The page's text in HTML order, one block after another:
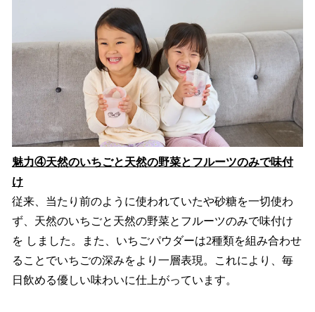
魅力④天然のいちごと天然の野菜とフルーツのみで味付
け
従来、当たり前のように使われていたや砂糖を一切使わ
ず、天然のいちごと天然の野菜とフルーツのみで味付け
を しました。また、いちごパウダーは2種類を組み合わせ
ることでいちごの深みをより一層表現。これにより、毎
日飲める優しい味わいに仕上がっています。